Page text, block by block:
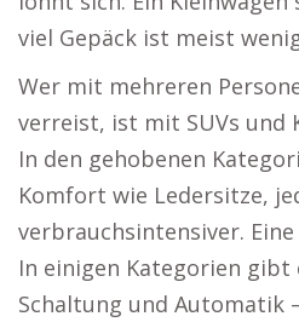
viel Gepäck ist meist
Wer mit mehreren
verreist, ist mit SUVs und
In den gehobenen
Komfort wie Ledersitze,
verbrauchsintensiver.
In einigen Kategorien gibt
Schaltung und Automatik